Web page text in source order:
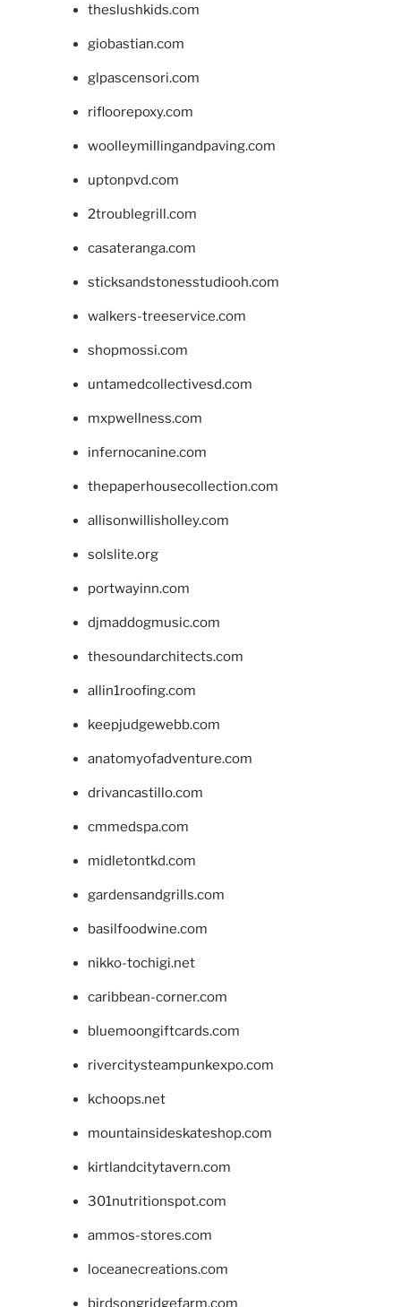
theslushkids.com
giobastian.com
glpascensori.com
rifloorepoxy.com
woolleymillingandpaving.com
uptonpvd.com
2troublegrill.com
casateranga.com
sticksandstonesstudiooh.com
walkers-treeservice.com
shopmossi.com
untamedcollectivesd.com
mxpwellness.com
infernocanine.com
thepaperhousecollection.com
allisonwillisholley.com
solslite.org
portwayinn.com
djmaddogmusic.com
thesoundarchitects.com
allin1roofing.com
keepjudgewebb.com
anatomyofadventure.com
drivancastillo.com
cmmedspa.com
midletontkd.com
gardensandgrills.com
basilfoodwine.com
nikko-tochigi.net
caribbean-corner.com
bluemoongiftcards.com
rivercitysteampunkexpo.com
kchoops.net
mountainsideskateshop.com
kirtlandcitytavern.com
301nutritionspot.com
ammos-stores.com
loceanecreations.com
birdsongridgefarm.com